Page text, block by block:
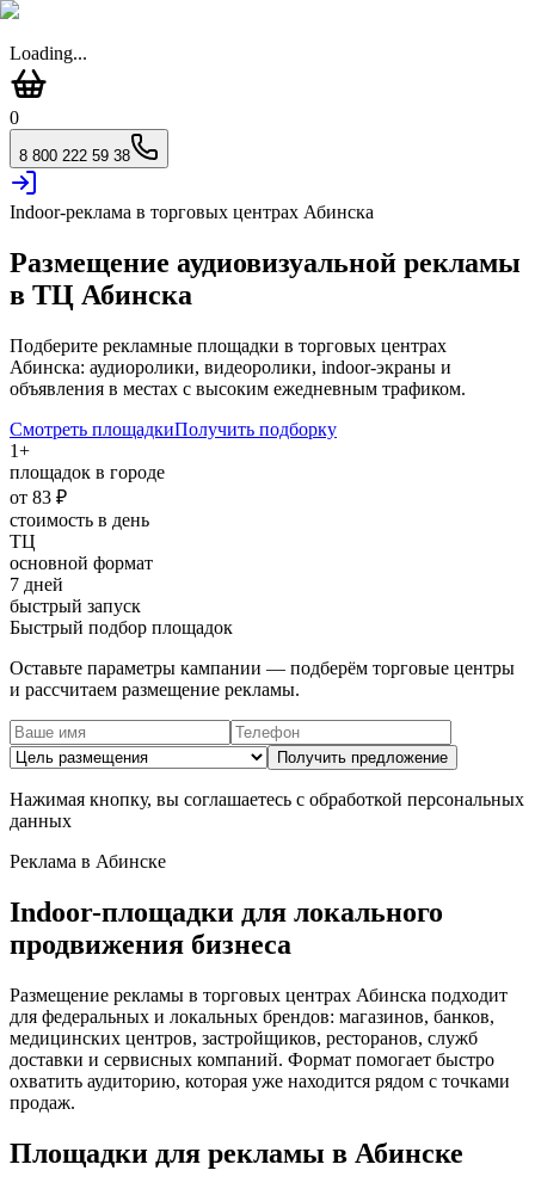
Loading...
0
8 800 222 59 38
Indoor-реклама в торговых центрах Абинска
Размещение аудиовизуальной рекламы
в ТЦ Абинска
Подберите рекламные площадки в торговых центрах
Абинска: аудиоролики, видеоролики, indoor-экраны и
объявления в местах с высоким ежедневным трафиком.
Смотреть площадкиПолучить подборку
1+
площадок в городе
от 83 ₽
стоимость в день
ТЦ
основной формат
7 дней
быстрый запуск
Быстрый подбор площадок
Оставьте параметры кампании — подберём торговые центры
и рассчитаем размещение рекламы.
Получить предложение
Нажимая кнопку, вы соглашаетесь с обработкой персональных
данных
Реклама в Абинске
Indoor-площадки для локального
продвижения бизнеса
Размещение рекламы в торговых центрах Абинска подходит
для федеральных и локальных брендов: магазинов, банков,
медицинских центров, застройщиков, ресторанов, служб
доставки и сервисных компаний. Формат помогает быстро
охватить аудиторию, которая уже находится рядом с точками
продаж.
Площадки для рекламы в Абинске